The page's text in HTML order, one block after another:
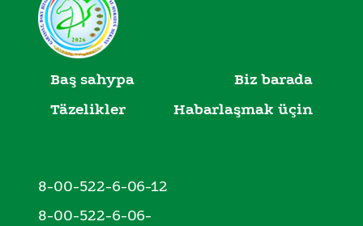
Baş sahypa
Biz barada
Täzelikler
Habarlaşmak üçin
8-00-522-6-06-12
8-00-522-6-06-